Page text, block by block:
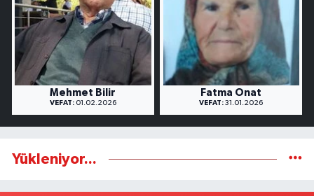
Mehmet Bilir
VEFAT:01.02.2026
Fatma Onat
VEFAT: 31.01.2026
Yükleniyor...